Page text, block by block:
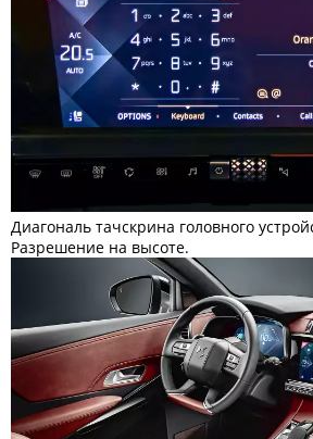
Диагональ тачскрина головного
Разрешение на высоте.